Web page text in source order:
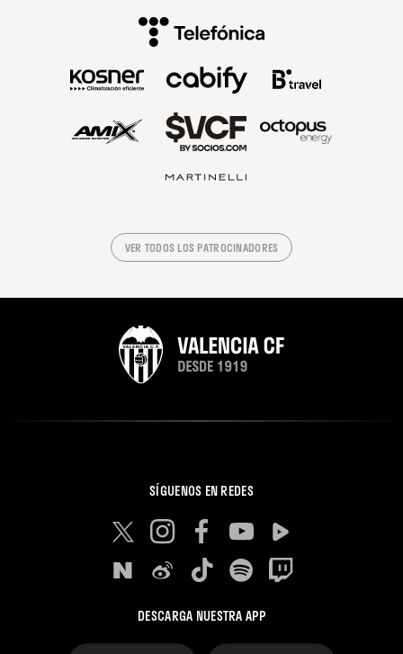
VER TODOS LOS PATROCINADORES
SÍGUENOS EN REDES
DESCARGA NUESTRA APP